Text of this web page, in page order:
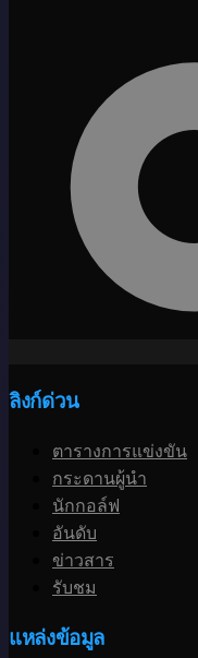
ลิงก์ด่วน
ตารางการแข่งขัน
กระดานผู้นำ
นักกอล์ฟ
อันดับ
ข่าวสาร
รับชม
แหล่งข้อมูล